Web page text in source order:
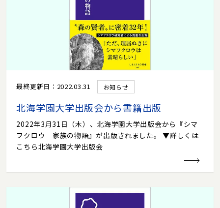
最終更新日：2022.03.31 お知らせ
北海学園大学出版会から書籍出版
2022年3月31日（木）、北海学園大学出版会から『シマ
フクロウ 家族の物語』が出版されました。 ▼詳しくは
こちら北海学園大学出版会